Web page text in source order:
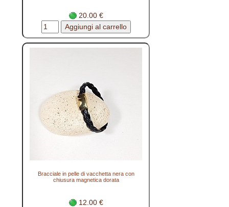
20.00 €
Bracciale in pelle di vacchetta nera con
chiusura magnetica dorata
12.00 €